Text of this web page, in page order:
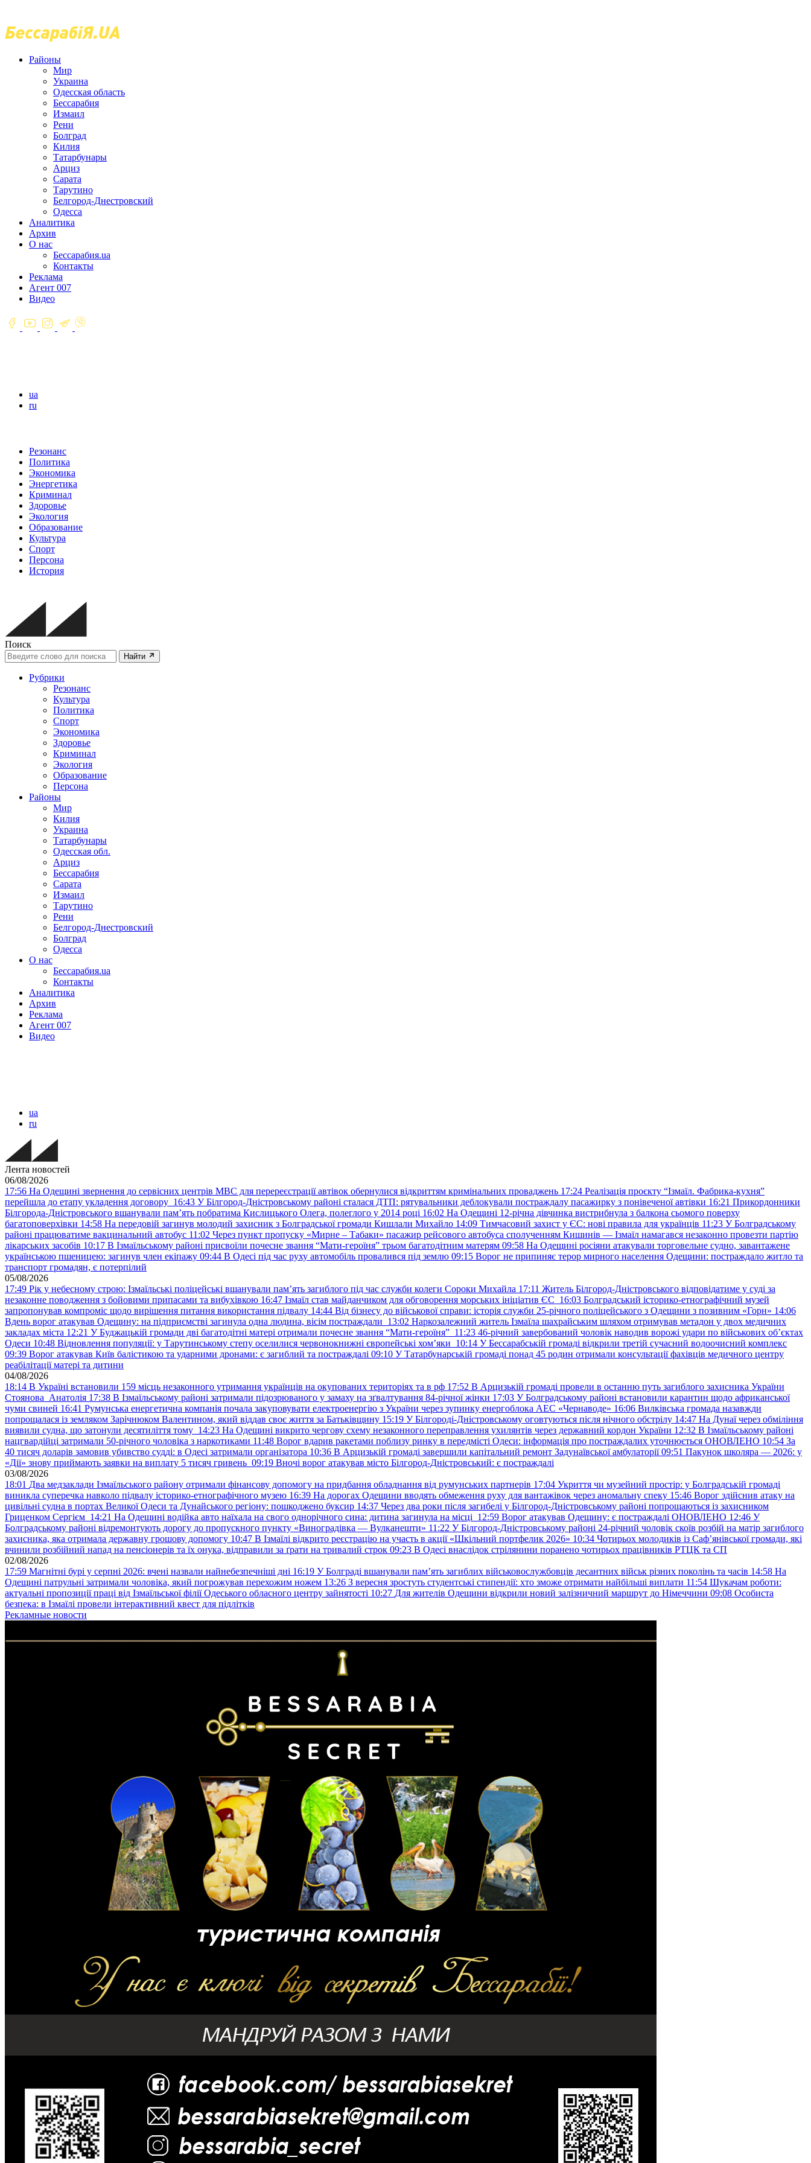
Районы
Мир
Украина
Одесская область
Бессарабия
Измаил
Рени
Болград
Килия
Татарбунары
Арциз
Сарата
Тарутино
Белгород-Днестровский
Одесса
Аналитика
Архив
О нас
Бессарабия.ua
Контакты
Реклама
Агент 007
Видео
ua
ru
Резонанс
Политика
Экономика
Энергетика
Криминал
Здоровье
Экология
Образование
Культура
Спорт
Персона
История
Поиск
Найти
Рубрики
Резонанс
Культура
Политика
Спорт
Экономика
Здоровье
Криминал
Экология
Образование
Персона
Районы
Мир
Килия
Украина
Татарбунары
Одесская обл.
Арциз
Бессарабия
Сарата
Измаил
Тарутино
Рени
Белгород-Днестровский
Болград
Одесса
О нас
Бессарабия.ua
Контакты
Аналитика
Архив
Реклама
Агент 007
Видео
ua
ru
Лента новостей
06/08/2026
17:56 На Одещині звернення до сервісних центрів МВС для перереєстрації автівок обернулися відкриттям кримінальних проваджень 17:24 Реалізація проєкту “Ізмаїл. Фабрика-кухня”
перейшла до етапу укладення договору 16:43 У Білгород-Дністровському районі сталася ДТП: рятувальники деблокували постраждалу пасажирку з понівеченої автівки 16:21 Прикордонники
Білгорода-Дністровського вшанували пам’ять побратима Кислицького Олега, полеглого у 2014 році 16:02 На Одещині 12-річна дівчинка вистрибнула з балкона сьомого поверху
багатоповерхівки 14:58 На передовій загинув молодий захисник з Болградської громади Кишлали Михайло 14:09 Тимчасовий захист у ЄС: нові правила для українців 11:23 У Болградському
районі працюватиме вакцинальний автобус 11:02 Через пункт пропуску «Мирне – Табаки» пасажир рейсового автобуса сполученням Кишинів — Ізмаїл намагався незаконно провезти партію
лікарських засобів 10:17 В Ізмаїльському районі присвоїли почесне звання “Мати-героїня” трьом багатодітним матерям 09:58 На Одещині росіяни атакували торговельне судно, завантажене
українською пшеницею: загинув член екіпажу 09:44 В Одесі під час руху автомобіль провалився під землю 09:15 Ворог не припиняє терор мирного населення Одещини: постраждало житло та
транспорт громадян, є потерпілий
05/08/2026
17:49 Рік у небесному строю: Ізмаїльські поліцейські вшанували пам’ять загиблого під час служби колеги Сороки Михайла 17:11 Житель Білгород-Дністровського відповідатиме у суді за
незаконне поводження з бойовими припасами та вибухівкою 16:47 Ізмаїл став майданчиком для обговорення морських ініціатив ЄС 16:03 Болградський історико-етнографічний музей
запропонував компроміс щодо вирішення питання використання підвалу 14:44 Від бізнесу до військової справи: історія служби 25-річного поліцейського з Одещини з позивним «Горн» 14:06
Вдень ворог атакував Одещину: на підприємстві загинула одна людина, вісім постраждали 13:02 Наркозалежний житель Ізмаїла шахрайським шляхом отримував метадон у двох медичних
закладах міста 12:21 У Буджацькій громади дві багатодітні матері отримали почесне звання “Мати-героїня” 11:23 46-річний завербований чоловік наводив ворожі удари по військових обʼєктах
Одеси 10:48 Відновлення популяції: у Тарутинському степу оселилися червонокнижні європейські хом’яки 10:14 У Бессарабській громаді відкрили третій сучасний водоочисний комплекс
09:39 Ворог атакував Київ балістикою та ударними дронами: є загиблий та постраждалі 09:10 У Татарбунарській громаді понад 45 родин отримали консультації фахівців медичного центру
реабілітації матері та дитини
04/08/2026
18:14 В Україні встановили 159 місць незаконного утримання українців на окупованих територіях та в рф 17:52 В Арцизькій громаді провели в останню путь загиблого захисника України
Стоянова Анатолія 17:38 В Ізмаїльському районі затримали підозрюваного у замаху на зґвалтування 84-річної жінки 17:03 У Болградському районі встановили карантин щодо африканської
чуми свиней 16:41 Румунська енергетична компанія почала закуповувати електроенергію з України через зупинку енергоблока АЕС «Чернаводе» 16:06 Вилківська громада назавжди
попрощалася із земляком Зарічнюком Валентином, який віддав своє життя за Батьківщину 15:19 У Білгороді-Дністровському оговтуються після нічного обстрілу 14:47 На Дунаї через обміління
виявили судна, що затонули десятиліття тому 14:23 На Одещині викрито чергову схему незаконного переправлення ухилянтів через державний кордон України 12:32 В Ізмаїльському районі
нацгвардійці затримали 50-річного чоловіка з наркотиками 11:48 Ворог вдарив ракетами поблизу ринку в передмісті Одеси: інформація про постраждалих уточнюється ОНОВЛЕНО 10:54 За
40 тисяч доларів замовив убивство судді: в Одесі затримали організатора 10:36 В Арцизькій громаді завершили капітальний ремонт Задунаївської амбулаторії 09:51 Пакунок школяра — 2026: у
«Дії» знову приймають заявки на виплату 5 тисяч гривень 09:19 Вночі ворог атакував місто Білгород-Дністровський: є постраждалі
03/08/2026
18:01 Два медзаклади Ізмаїльського району отримали фінансову допомогу на придбання обладнання від румунських партнерів 17:04 Укриття чи музейний простір: у Болградській громаді
виникла суперечка навколо підвалу історико-етнографічного музею 16:39 На дорогах Одещини вводять обмеження руху для вантажівок через аномальну спеку 15:46 Ворог здійснив атаку на
цивільні судна в портах Великої Одеси та Дунайського регіону: пошкоджено буксир 14:37 Через два роки після загибелі у Білгород-Дністровському районі попрощаються із захисником
Гриценком Сергієм 14:21 На Одещині водійка авто наїхала на свого однорічного сина: дитина загинула на місці 12:59 Ворог атакував Одещину: є постраждалі ОНОВЛЕНО 12:46 У
Болградському районі відремонтують дорогу до пропускного пункту «Виноградівка — Вулканешти» 11:22 У Білгород-Дністровському районі 24-річний чоловік скоїв розбій на матір загиблого
захисника, яка отримала державну грошову допомогу 10:47 В Ізмаїлі відкрито реєстрацію на участь в акції «Шкільний портфелик 2026» 10:34 Чотирьох молодиків із Саф’янівської громади, які
вчинили розбійний напад на пенсіонерів та їх онука, відправили за ґрати на тривалий строк 09:23 В Одесі внаслідок стрілянини поранено чотирьох працівників РТЦК та СП
02/08/2026
17:59 Магнітні бурі у серпні 2026: вчені назвали найнебезпечніші дні 16:19 У Болграді вшанували пам’ять загиблих військовослужбовців десантних військ різних поколінь та часів 14:58 На
Одещині патрульні затримали чоловіка, який погрожував перехожим ножем 13:26 З вересня зростуть студентські стипендії: хто зможе отримати найбільші виплати 11:54 Шукачам роботи:
актуальні пропозиції праці від Ізмаїльської філії Одеського обласного центру зайнятості 10:27 Для жителів Одещини відкрили новий залізничний маршрут до Німеччини 09:08 Особиста
безпека: в Ізмаїлі провели інтерактивний квест для підлітків
Рекламные новости